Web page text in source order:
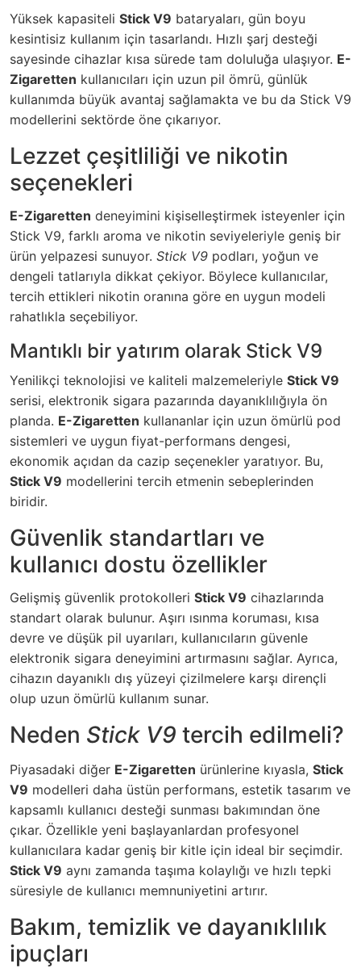
Yüksek kapasiteli Stick V9 bataryaları, gün boyu
kesintisiz kullanım için tasarlandı. Hızlı şarj desteği
sayesinde cihazlar kısa sürede tam doluluğa ulaşıyor. E-
Zigaretten kullanıcıları için uzun pil ömrü, günlük
kullanımda büyük avantaj sağlamakta ve bu da Stick V9
modellerini sektörde öne çıkarıyor.
Lezzet çeşitliliği ve nikotin
seçenekleri
E-Zigaretten deneyimini kişiselleştirmek isteyenler için
Stick V9, farklı aroma ve nikotin seviyeleriyle geniş bir
ürün yelpazesi sunuyor. Stick V9 podları, yoğun ve
dengeli tatlarıyla dikkat çekiyor. Böylece kullanıcılar,
tercih ettikleri nikotin oranına göre en uygun modeli
rahatlıkla seçebiliyor.
Mantıklı bir yatırım olarak Stick V9
Yenilikçi teknolojisi ve kaliteli malzemeleriyle Stick V9
serisi, elektronik sigara pazarında dayanıklılığıyla ön
planda. E-Zigaretten kullananlar için uzun ömürlü pod
sistemleri ve uygun fiyat-performans dengesi,
ekonomik açıdan da cazip seçenekler yaratıyor. Bu,
Stick V9 modellerini tercih etmenin sebeplerinden
biridir.
Güvenlik standartları ve
kullanıcı dostu özellikler
Gelişmiş güvenlik protokolleri Stick V9 cihazlarında
standart olarak bulunur. Aşırı ısınma koruması, kısa
devre ve düşük pil uyarıları, kullanıcıların güvenle
elektronik sigara deneyimini artırmasını sağlar. Ayrıca,
cihazın dayanıklı dış yüzeyi çizilmelere karşı dirençli
olup uzun ömürlü kullanım sunar.
Neden Stick V9 tercih edilmeli?
Piyasadaki diğer E-Zigaretten ürünlerine kıyasla, Stick
V9 modelleri daha üstün performans, estetik tasarım ve
kapsamlı kullanıcı desteği sunması bakımından öne
çıkar. Özellikle yeni başlayanlardan profesyonel
kullanıcılara kadar geniş bir kitle için ideal bir seçimdir.
Stick V9 aynı zamanda taşıma kolaylığı ve hızlı tepki
süresiyle de kullanıcı memnuniyetini artırır.
Bakım, temizlik ve dayanıklılık
ipuçları